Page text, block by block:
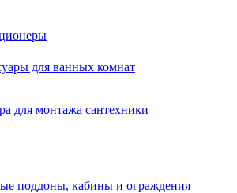
для ванных комнат
для монтажа сантехники
поддоны, кабины и ограждения